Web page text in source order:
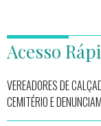
Acesso
VEREADORES DE
CEMITÉRIO E